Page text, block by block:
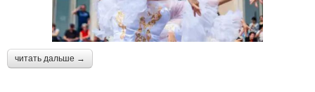
читать дальше →